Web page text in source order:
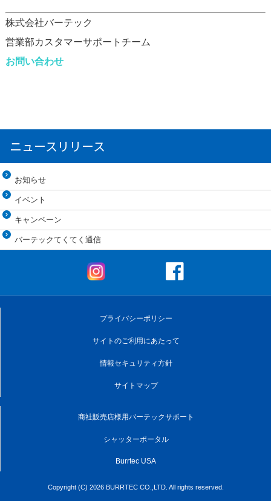
株式会社バーテック
営業部カスタマーサポートチーム
お問い合わせ
ニュースリリース
お知らせ
イベント
キャンペーン
バーテックてくてく通信
プライバシーポリシー
サイトのご利用にあたって
情報セキュリティ方針
サイトマップ
商社販売店様用バーテックサポート
シャッターポータル
Burrtec USA
Copyright (C) 2026 BURRTEC CO.,LTD. All rights reserved.